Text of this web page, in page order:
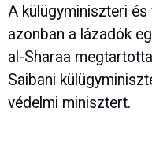
A külügyminiszteri
azonban a lázadók
al-Sharaa
Saibani
védelmi minisztert.